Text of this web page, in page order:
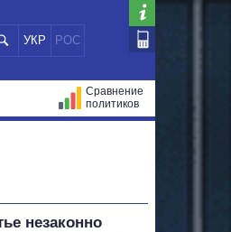
УКР РОС
Сравнение
политиков
незаконно